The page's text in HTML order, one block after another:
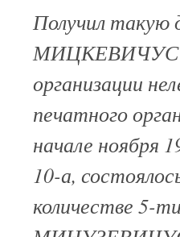
Получил
МИЦКЕВИЧУС
организации
печатного
начале ноября
10-а,
количестве